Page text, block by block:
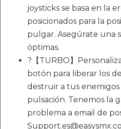
joysticks se basa en la
posicionados para la
pulgar. Asegúrate una
óptimas.
?【TURBO】
botón para liberar los
destruir a tus
pulsación. Tenemos la
problema a email de